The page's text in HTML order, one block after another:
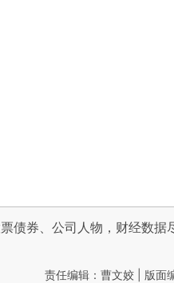
债券、公司人物，财经数据
责任编辑：曹文姣 | 版面